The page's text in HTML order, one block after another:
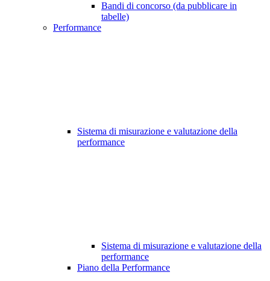
Bandi di concorso (da pubblicare in
tabelle)
Performance
Sistema di misurazione e valutazione della
performance
Sistema di misurazione e valutazione della
performance
Piano della Performance